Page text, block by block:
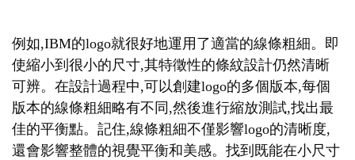
例如,IBM的logo就很好地運用了適當的線條粗細。即
使縮小到很小的尺寸,其特徵性的條紋設計仍然清晰
可辨。在設計過程中,可以創建logo的多個版本,每個
版本的線條粗細略有不同,然後進行縮放測試,找出最
佳的平衡點。記住,線條粗細不僅影響logo的清晰度,
還會影響整體的視覺平衡和美感。找到既能在小尺寸